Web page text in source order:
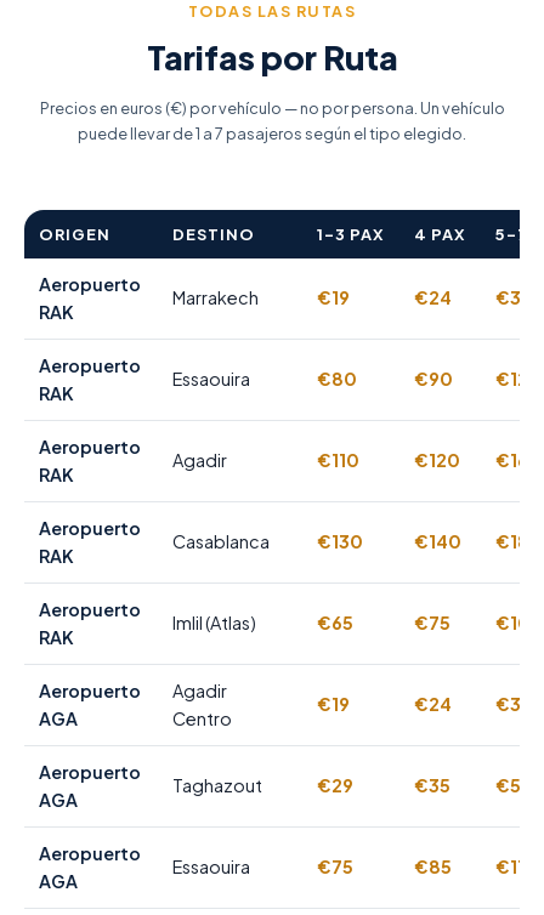
TODAS LAS RUTAS
Tarifas por Ruta
Precios en euros (€) por vehículo — no por persona. Un vehículo
puede llevar de 1 a 7 pasajeros según el tipo elegido.
ORIGEN DESTINO 1–3 PAX 4 PAX 5–7
Aeropuerto
RAK
Marrakech €19 €24 €35
Aeropuerto
RAK
Essaouira €80 €90 €120
Aeropuerto
RAK
Agadir €110 €120 €160
Aeropuerto
RAK
Casablanca €130 €140 €180
Aeropuerto
RAK
Imlil (Atlas) €65 €75 €100
Aeropuerto
AGA
Agadir
Centro
€19 €24 €35
Aeropuerto
AGA
Taghazout €29 €35 €50
Aeropuerto
AGA
Essaouira €75 €85 €110